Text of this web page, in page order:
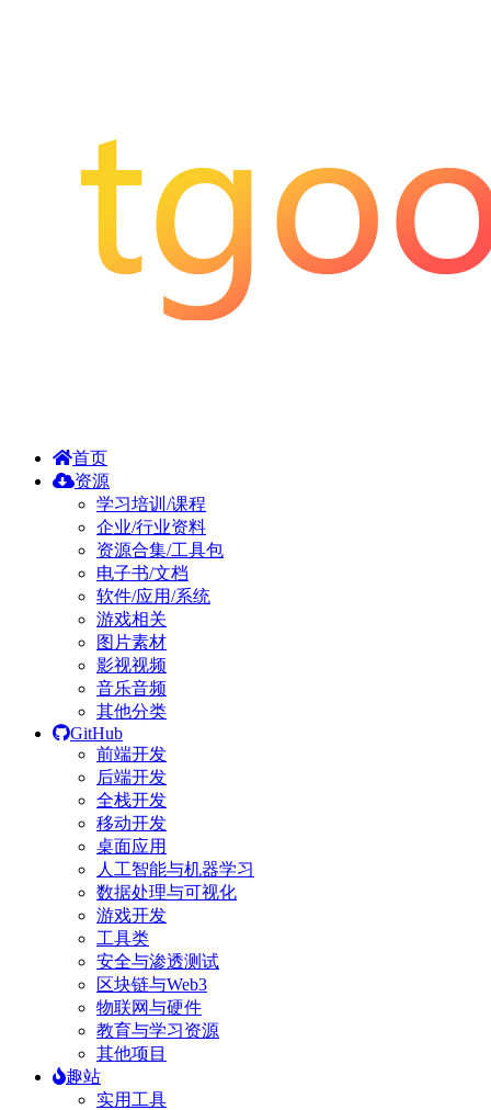
首页
资源
学习培训/课程
企业/行业资料
资源合集/工具包
电子书/文档
软件/应用/系统
游戏相关
图片素材
影视视频
音乐音频
其他分类
GitHub
前端开发
后端开发
全栈开发
移动开发
桌面应用
人工智能与机器学习
数据处理与可视化
游戏开发
工具类
安全与渗透测试
区块链与Web3
物联网与硬件
教育与学习资源
其他项目
趣站
实用工具